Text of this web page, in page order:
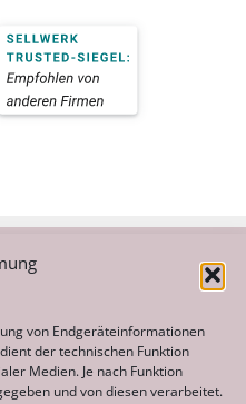
von Endgeräteinformationen
der technischen Funktion
Medien. Je nach Funktion
und von diesen verarbeitet.